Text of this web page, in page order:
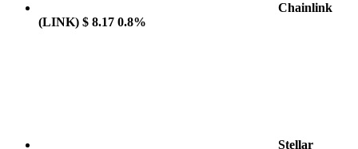
Chainlink
(LINK) $ 8.17 0.8%
Stellar